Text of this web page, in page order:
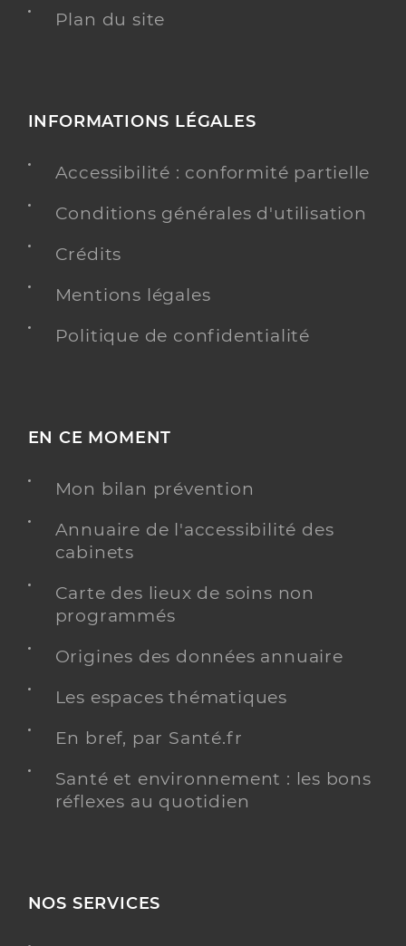
Plan du site
INFORMATIONS LÉGALES
Accessibilité : conformité partielle
Conditions générales d'utilisation
Crédits
Mentions légales
Politique de confidentialité
EN CE MOMENT
Mon bilan prévention
Annuaire de l'accessibilité des
cabinets
Carte des lieux de soins non
programmés
Origines des données annuaire
Les espaces thématiques
En bref, par Santé.fr
Santé et environnement : les bons
réflexes au quotidien
NOS SERVICES